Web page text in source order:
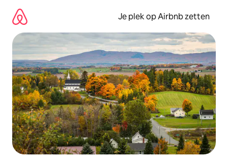
direct
naar
inhoud
Je plek op Airbnb zetten